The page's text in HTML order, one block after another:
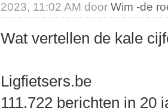
2023, 11:02 AM doorWim -de
Wat vertellen de kale
Ligfietsers.be
111.722 berichten in 20